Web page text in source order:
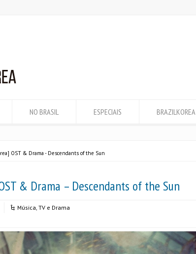
NO BRASIL ESPECIAIS BRAZILKOREA
OST & Drama - Descendants of the Sun
& Drama – Descendants of the Sun
Música, TV e Drama